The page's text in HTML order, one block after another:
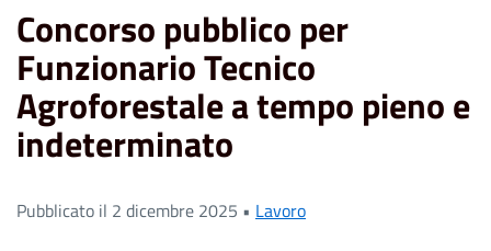
Concorso pubblico per
Funzionario Tecnico
Agroforestale a tempo pieno e
indeterminato
Pubblicato il 2 dicembre 2025 • Lavoro